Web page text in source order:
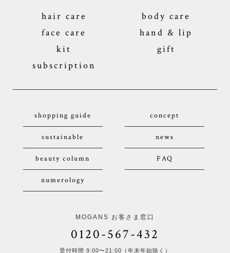
hair care
body care
face care
hand & lip
kit
gift
subscription
shopping guide concept
sustainable news
beauty column FAQ
numerology
MOGANS お客さま窓口
0120-567-432
受付時間 9:00〜21:00（年末年始除く）